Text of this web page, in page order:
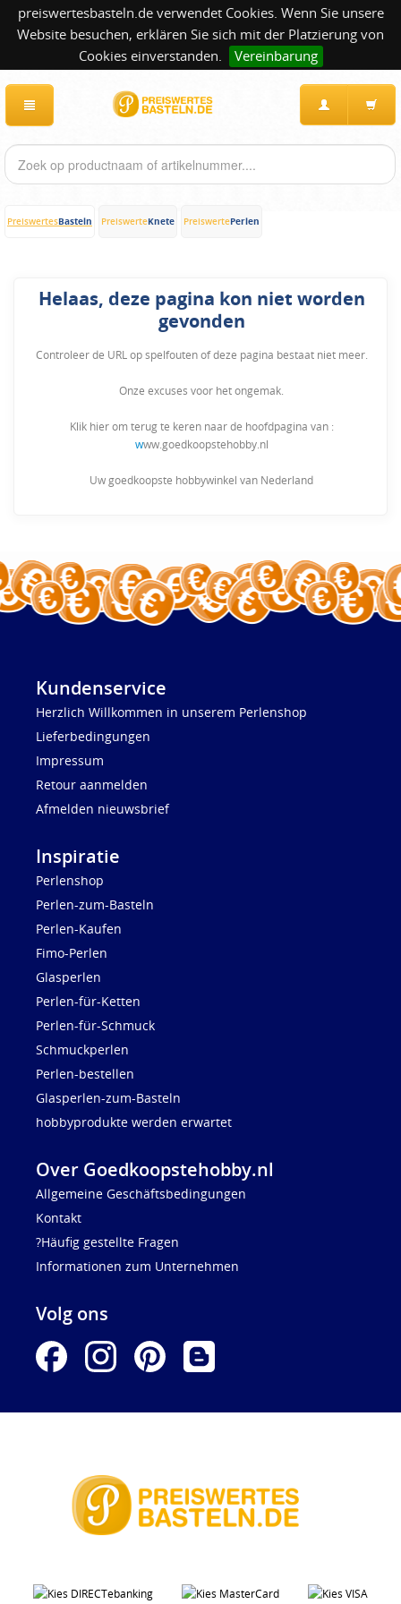
preiswertesbasteln.de verwendet Cookies. Wenn Sie unsere
Website besuchen, erklären Sie sich mit der Platzierung von
Cookies einverstanden.
Vereinbarung
PreiswertesBasteln PreiswerteKnete PreiswertePerlen
Helaas, deze pagina kon niet worden
gevonden
Controleer de URL op spelfouten of deze pagina bestaat niet meer.
Onze excuses voor het ongemak.
Klik hier om terug te keren naar de hoofdpagina van :
www.goedkoopstehobby.nl
Uw goedkoopste hobbywinkel van Nederland
Kundenservice
Herzlich Willkommen in unserem Perlenshop
Lieferbedingungen
Impressum
Retour aanmelden
Afmelden nieuwsbrief
Inspiratie
Perlenshop
Perlen-zum-Basteln
Perlen-Kaufen
Fimo-Perlen
Glasperlen
Perlen-für-Ketten
Perlen-für-Schmuck
Schmuckperlen
Perlen-bestellen
Glasperlen-zum-Basteln
hobbyprodukte werden erwartet
Over Goedkoopstehobby.nl
Allgemeine Geschäftsbedingungen
Kontakt
?Häufig gestellte Fragen
Informationen zum Unternehmen
Volg ons